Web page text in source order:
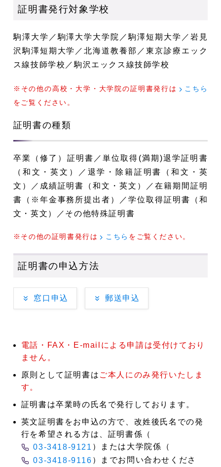
証明書発行対象学校
駒澤大学／駒澤大学大学院／駒澤短期大学／岩見
沢駒澤短期大学／北海道教養部／東京診療エック
ス線技師学校／駒沢エックス線技師学校
※ その他の高校・大学・大学院の証明書発行は
こちら
をご覧ください。
証明書の種類
卒業（修了）証明書／単位取得(満期)退学証明書
（和文・英文）／退学・除籍証明書（和文・英
文）／成績証明書（和文・英文）／在籍期間証明
書（※年金事務所提出者）／学位取得証明書（和
文・英文）／その他特殊証明書
※その他の証明書発行は こちら をご覧ください。
証明書の申込方法
窓口申込 郵送申込
電話・FAX・E-mailによる申請は受付けており
ません。
原則として証明書は ご本人にのみ発行いたしま
す。
証明書は卒業時の氏名で発行しております。
英文証明書をお申込の方で、改姓後氏名での発
行を希望される方は、証明書係（
03-3418-9121 ）または大学院係 （
03-3418-9116 ）
までお問い合わせくださ